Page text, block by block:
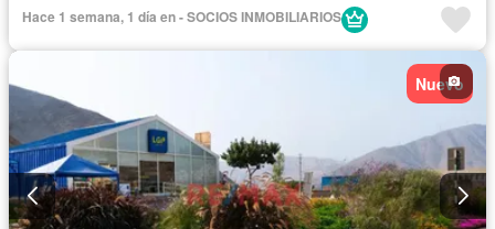
Hace 1 semana, 1 día en - SOCIOS INMOBILIARIOS
Nuevo